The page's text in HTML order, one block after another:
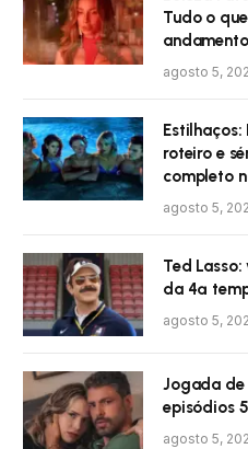
Tudo o
agosto 5,
Estilhaços:
roteiro e
completo
agosto 5,
Ted
da 4ª
agosto 5,
Jogada de
episódios
agosto 5,